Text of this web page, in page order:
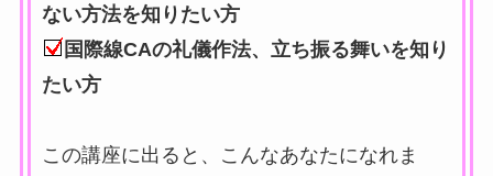
ない方法を知りたい方
国際線CAの礼儀作法、立ち振る舞いを知り
たい方
この講座に出ると、こんなあなたになれま